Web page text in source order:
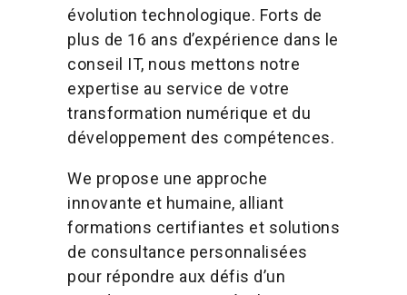
évolution technologique. Forts de
plus de 16 ans d’expérience dans le
conseil IT, nous mettons notre
expertise au service de votre
transformation numérique et du
développement des compétences.
We propose une approche
innovante et humaine, alliant
formations certifiantes et solutions
de consultance personnalisées
pour répondre aux défis d’un